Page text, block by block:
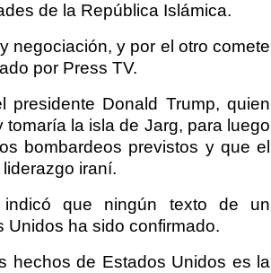
de la República Islámica.
negociación, y por el otro comete
por Press TV.
Donald Trump, quien
la isla de Jarg, para luego
bombardeos previstos y que el
iraní.
que ningún texto de un
Unidos ha sido confirmado.
hechos de Estados Unidos es la